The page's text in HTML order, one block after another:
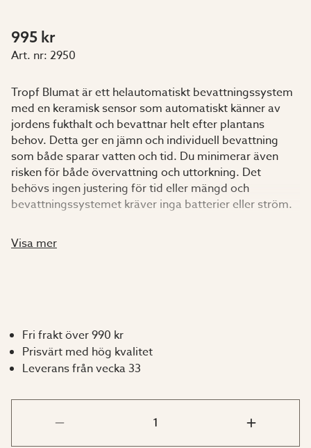
995 kr
Art. nr: 2950
Tropf Blumat är ett helautomatiskt bevattningssystem
med en keramisk sensor som automatiskt känner av
jordens fukthalt och bevattnar helt efter plantans
behov. Detta ger en jämn och individuell bevattning
som både sparar vatten och tid. Du minimerar även
risken för både övervattning och uttorkning. Det
behövs ingen justering för tid eller mängd och
bevattningssystemet kräver inga batterier eller ström.
Bevattningssystemet är 3 meter långt och är
systemet direkt till en vattenkran finns en
tryckreducerare att köpa som tillval.
fuktigheten i jorden och varje plantas behov av vatten.
Visa mer
Fri frakt över 990 kr
Prisvärt med hög kvalitet
Leverans från vecka 33